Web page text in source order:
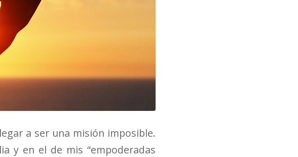
a ser una misión imposible.
y en el de mis “empoderadas